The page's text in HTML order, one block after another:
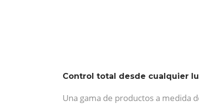
Control total desde cualquier
Una gama de productos a medida